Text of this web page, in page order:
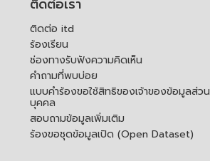
ติดต่อเรา
ติดต่อ itd
ร้องเรียน
ช่องทางรับฟังความคิดเห็น
คำถามที่พบบ่อย
แบบคำร้องขอใช้สิทธิของเจ้าของข้อมูลส่วน
บุคคล
สอบถามข้อมูลเพิ่มเติม
ร้องขอชุดข้อมูลเปิด (Open Dataset)